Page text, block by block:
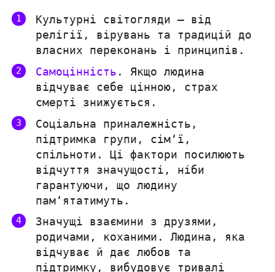
Культурні світогляди — від
релігії, вірувань та традицій до
власних переконань і принципів.
Самоцінність
. Якщо людина
відчуває себе цінною, страх
смерті знижується.
Соціальна приналежність,
підтримка групи, сім‘ї,
спільноти. Ці фактори посилюють
відчуття значущості, ніби
гарантуючи, що людину
пам‘ятатимуть.
Значущі взаємини з друзями,
родичами, коханими. Людина, яка
відчуває й дає любов та
підтримку, вибудовує тривалі